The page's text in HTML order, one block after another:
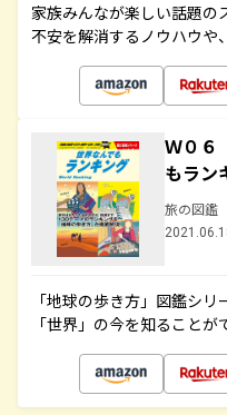
家族みんなが楽しい話題の
不安を解消するノウハウや
Ｗ０６
もラン
旅の図鑑
「地球の歩き方」図鑑シ
「世界」の今を知ることが